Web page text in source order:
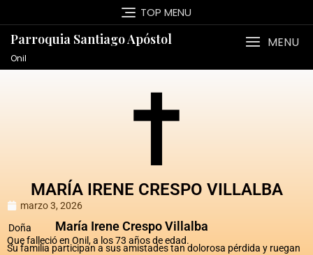
TOP MENU
Parroquia Santiago Apóstol
Onil
MENU
MARÍA IRENE CRESPO VILLALBA
marzo 3, 2026
Doña
María Irene Crespo Villalba
Que falleció en Onil, a los 73 años de edad.
Su familia participan a sus amistades tan dolorosa pérdida y ruegan